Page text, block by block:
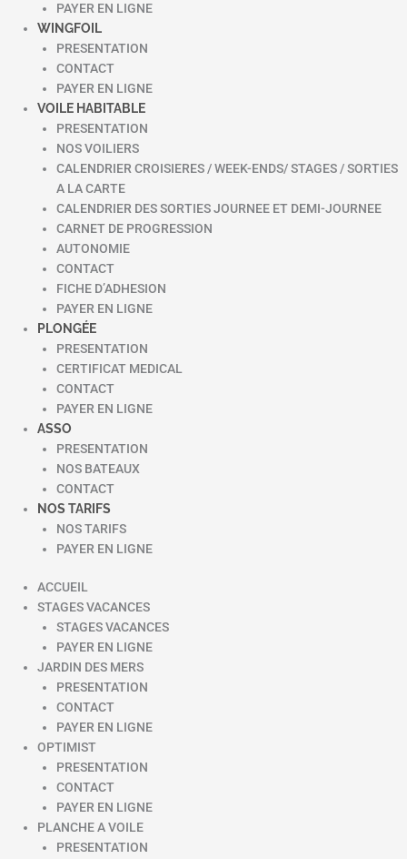
PAYER EN LIGNE
WINGFOIL
PRESENTATION
CONTACT
PAYER EN LIGNE
VOILE HABITABLE
PRESENTATION
NOS VOILIERS
CALENDRIER CROISIERES / WEEK-ENDS/ STAGES / SORTIES
A LA CARTE
CALENDRIER DES SORTIES JOURNEE ET DEMI-JOURNEE
CARNET DE PROGRESSION
AUTONOMIE
CONTACT
FICHE D’ADHESION
PAYER EN LIGNE
PLONGÉE
PRESENTATION
CERTIFICAT MEDICAL
CONTACT
PAYER EN LIGNE
ASSO
PRESENTATION
NOS BATEAUX
CONTACT
NOS TARIFS
NOS TARIFS
PAYER EN LIGNE
ACCUEIL
STAGES VACANCES
STAGES VACANCES
PAYER EN LIGNE
JARDIN DES MERS
PRESENTATION
CONTACT
PAYER EN LIGNE
OPTIMIST
PRESENTATION
CONTACT
PAYER EN LIGNE
PLANCHE A VOILE
PRESENTATION